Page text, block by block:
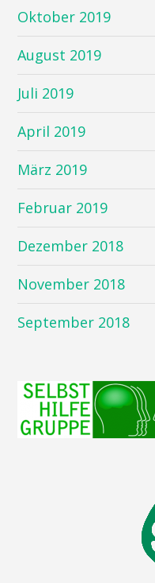
Oktober 2019
August 2019
Juli 2019
April 2019
März 2019
Februar 2019
Dezember 2018
November 2018
September 2018